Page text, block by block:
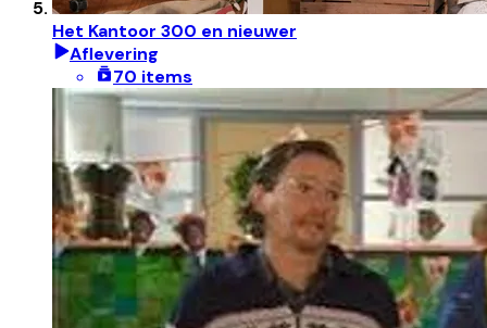
Het Kantoor 300 en nieuwer
Aflevering
70 items